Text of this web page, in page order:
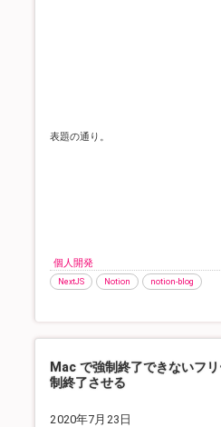
表題の通り。
個人開発
NextJS Notion notion-blog
Mac で強制終了できないフ
制終了させる
2020年7月23日